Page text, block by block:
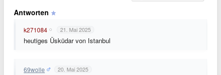
Antworten
k271084 21. Mai 2025
heutiges Üsküdar von Istanbul
69wolle 20. Mai 2025